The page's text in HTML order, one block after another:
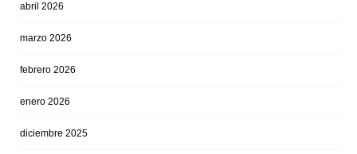
abril 2026
marzo 2026
febrero 2026
enero 2026
diciembre 2025